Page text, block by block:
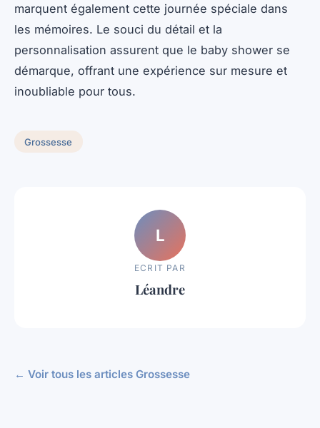
marquent également cette journée spéciale dans
les mémoires. Le souci du détail et la
personnalisation assurent que le baby shower se
démarque, offrant une expérience sur mesure et
inoubliable pour tous.
Grossesse
L
ECRIT PAR
Léandre
← Voir tous les articles Grossesse